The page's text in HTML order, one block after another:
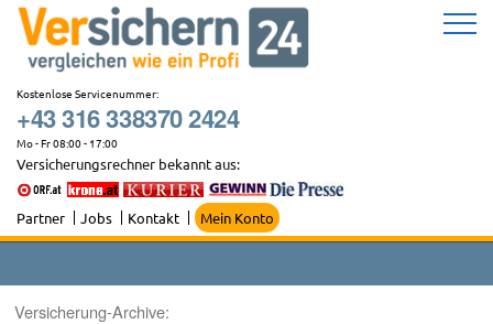
Zum
Inhalt
springen
Kostenlose Servicenummer:
+43 316 338370 2424
Mo - Fr 08:00 - 17:00
Versicherungsrechner bekannt aus:
Partner Jobs Kontakt Mein Konto
Versicherung-Archive: